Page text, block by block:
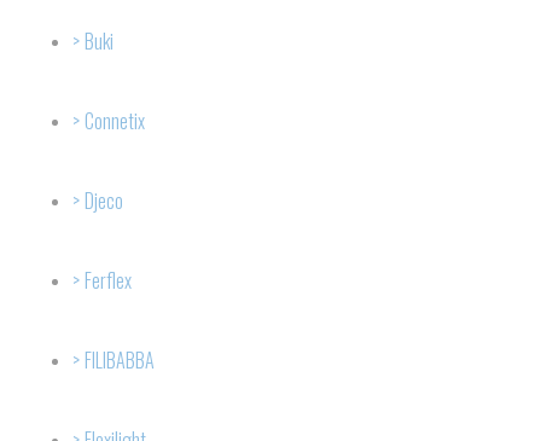
Buki
Connetix
Djeco
Ferflex
FILIBABBA